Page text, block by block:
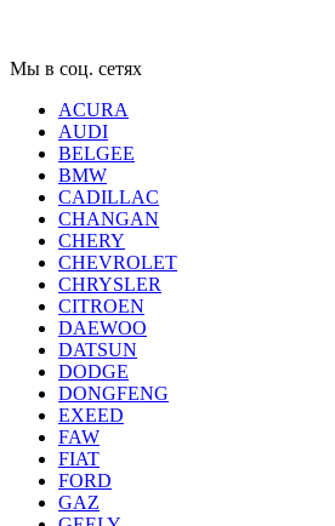
Мы в соц. сетях
ACURA
AUDI
BELGEE
BMW
CADILLAC
CHANGAN
CHERY
CHEVROLET
CHRYSLER
CITROEN
DAEWOO
DATSUN
DODGE
DONGFENG
EXEED
FAW
FIAT
FORD
GAZ